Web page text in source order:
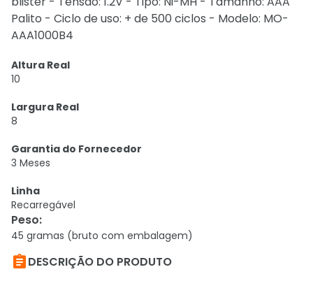
Palito - Ciclo de uso: + de 500 ciclos - Modelo: MO-
AAA1000B4
Altura Real
10
Largura Real
8
Garantia do Fornecedor
3 Meses
Linha
Recarregável
Peso:
45 gramas (bruto com embalagem)
DESCRIÇÃO DO PRODUTO